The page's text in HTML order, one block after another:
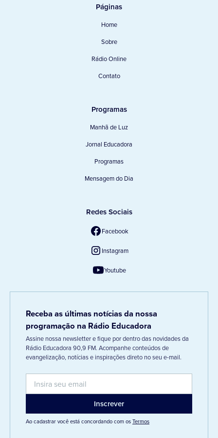
Páginas
Home
Sobre
Rádio Online
Contato
Programas
Manhã de Luz
Jornal Educadora
Programas
Mensagem do Dia
Redes Sociais
Facebook
Instagram
Youtube
Receba as últimas notícias da nossa
programação na Rádio Educadora
Assine nossa newsletter e fique por dentro das novidades da
Rádio Educadora 90,9 FM. Acompanhe conteúdos de
evangelização, notícias e inspirações direto no seu e-mail.
Ao cadastrar você está concordando com osTermos